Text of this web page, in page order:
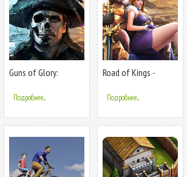
Guns of Glory:
Подробнее...
Road of Kings -
Подробнее...